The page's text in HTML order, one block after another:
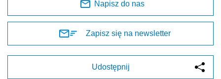
Napisz do nas
Zapisz się na newsletter
Udostępnij